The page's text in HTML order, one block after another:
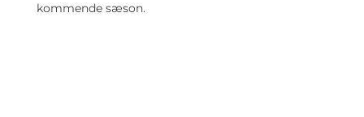
kommende sæson.